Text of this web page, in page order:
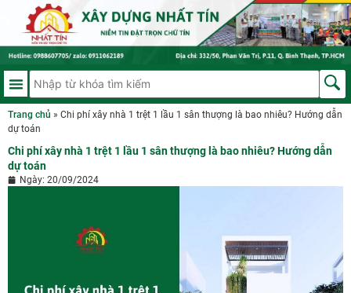
Trang chủ » Chi phí xây nhà 1 trệt 1 lầu 1 sân thượng là bao nhiêu? Hướng dẫn
dự toán
Chi phí xây nhà 1 trệt 1 lầu 1 sân thượng là bao nhiêu? Hướng dẫn
dự toán
Ngày: 20/09/2024